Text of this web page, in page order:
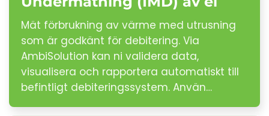
Mät förbrukning av värme med utrusning
som är godkänt för debitering. Via
AmbiSolution kan ni validera data,
visualisera och rapportera automatiskt till
befintligt debiteringssystem. Använ…